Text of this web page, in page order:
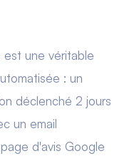
une véritable
: un
déclenché 2 jours
un email
d'avis Google